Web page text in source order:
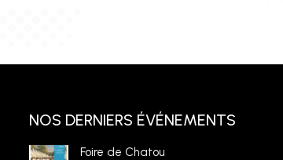
NOS DERNIERS ÉVÉNEMENTS
Foire de Chatou